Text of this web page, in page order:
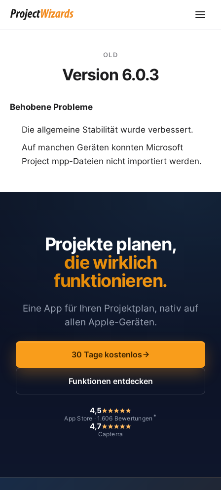
OLD
Version 6.0.3
Behobene Probleme
Die allgemeine Stabilität wurde verbessert.
Auf manchen Geräten konnten Microsoft
Project mpp-Dateien nicht importiert werden.
Projekte planen,
die wirklich
funktionieren.
Eine App für Ihren Projektplan, nativ auf
allen Apple-Geräten.
30 Tage kostenlos
Funktionen entdecken
4,5
App Store · 1.606 Bewertungen *
4,7
Capterra